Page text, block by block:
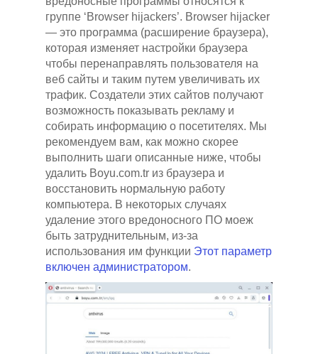
группе ‘Browser hijackers’. Browser hijacker
— это программа (расширение браузера),
которая изменяет настройки браузера
чтобы перенаправлять пользователя на
веб сайты и таким путем увеличивать их
трафик. Создатели этих сайтов получают
возможность показывать рекламу и
собирать информацию о посетителях. Мы
рекомендуем вам, как можно скорее
выполнить шаги описанные ниже, чтобы
удалить Boyu.com.tr из браузера и
восстановить нормальную работу
компьютера. В некоторых случаях
удаление этого вредоносного ПО моеж
быть затруднительным, из-за
использования им функции Этот параметр
включен администратором.